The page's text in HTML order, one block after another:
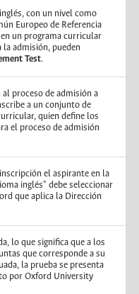
con un nivel como
Europeo de Referencia
un programa curricular
admisión, pueden
Test.
proceso de admisión a
a un conjunto de
quien define los
el proceso de admisión
el aspirante en la
inglés" debe seleccionar
que aplica la Dirección
lo que significa que a los
que corresponde a su
la prueba se presenta
por Oxford University